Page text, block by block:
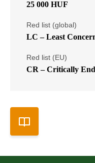
25 000 HUF
Red list (global)
LC – Least
Red list (EU)
CR – Critically